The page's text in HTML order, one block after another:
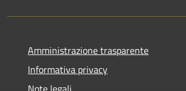
Amministrazione trasparente
Informativa privacy